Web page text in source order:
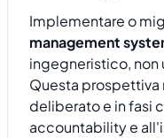
Implementare o
management
ingegneristico, non
Questa
deliberato e in fasi
accountability e